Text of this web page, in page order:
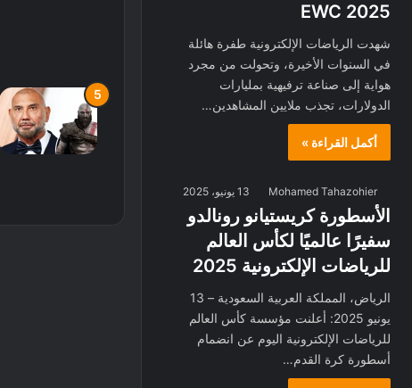
EWC 2025
شهدت الرياضات الإلكترونية طفرة هائلة
في السنوات الأخيرة، وتحولت من مجرد
هواية إلى صناعة ترفيهية بمليارات
الدولارات، تجذب ملايين المشاهدين…
أكمل القراءة »
Mohamed Tahazohier 13 يونيو، 2025
الأسطورة كريستيانو رونالدو
سفيرًا عالميًا لكأس العالم
للرياضات الإلكترونية 2025
الرياض، المملكة العربية السعودية – 13
يونيو 2025: أعلنت مؤسسة كأس العالم
للرياضات الإلكترونية اليوم عن انضمام
أسطورة كرة القدم…